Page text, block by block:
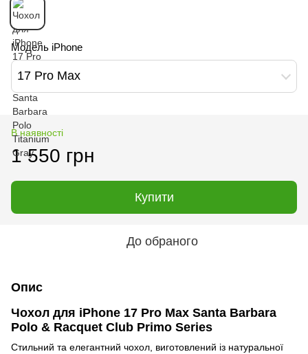
Модель iPhone
17 Pro Max
В наявності
1 550 грн
Купити
До обраного
Опис
Чохол для iPhone 17 Pro Max Santa Barbara
Polo & Racquet Club Primo Series
Стильний та елегантний чохол, виготовлений із натуральної